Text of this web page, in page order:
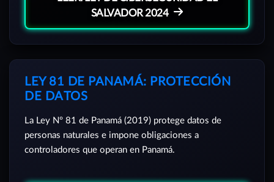
SALVADOR 2024
LEY 81 DE PANAMÁ: PROTECCIÓN
DE DATOS
La Ley Nº 81 de Panamá (2019) protege datos de
personas naturales e impone obligaciones a
controladores que operan en Panamá.